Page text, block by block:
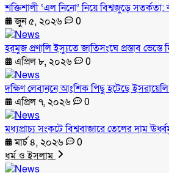
শক্তিশালী ‘এল নিনো’ নিয়ে বিশ্বজুড়ে
জুন ৫, ২০২৬
0
হরমুজ প্রণালি ইস্যুতে জাতিসংঘে প্রস্তাব ভেস্তে
এপ্রিল ৮, ২০২৬
0
দক্ষিণ লেবাননে আংশিক পিছু হটেছে
এপ্রিল ৭, ২০২৬
0
মধ্যপ্রাচ্য সংকটে বিশ্ববাজারে তেলের দাম
মার্চ ৪, ২০২৬
0
ধর্ম ও ইসলাম